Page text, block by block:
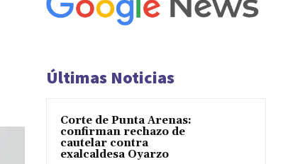
Últimas Noticias
Corte de Punta Arenas:
confirman rechazo de
cautelar contra
exalcaldesa Oyarzo